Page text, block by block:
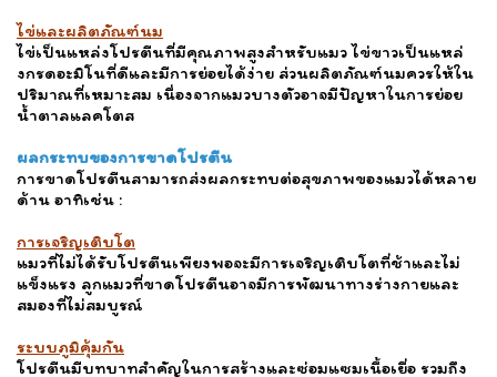
ไข่และผลิตภัณฑ์นม
ไข่เป็นแหล่งโปรตีนที่มีคุณภาพสูงสำหรับแมว ไข่ขาวเป็นแหล่
งกรดอะมิโนที่ดีและมีการย่อยได้ง่าย ส่วนผลิตภัณฑ์นมควรให้ใน
ปริมาณที่เหมาะสม เนื่องจากแมวบางตัวอาจมีปัญหาในการย่อย
น้ำตาลแลคโตส
ผลกระทบของการขาดโปรตีน
การขาดโปรตีนสามารถส่งผลกระทบต่อสุขภาพของแมวได้หลาย
ด้าน อาทิเช่น :
การเจริญเติบโต
แมวที่ไม่ได้รับโปรตีนเพียงพอจะมีการเจริญเติบโตที่ช้าและไม่
แข็งแรง ลูกแมวที่ขาดโปรตีนอาจมีการพัฒนาทางร่างกายและ
สมองที่ไม่สมบูรณ์
ระบบภูมิคุ้มกัน
โปรตีนมีบทบาทสำคัญในการสร้างและซ่อมแซมเนื้อเยื่อ รวมถึง